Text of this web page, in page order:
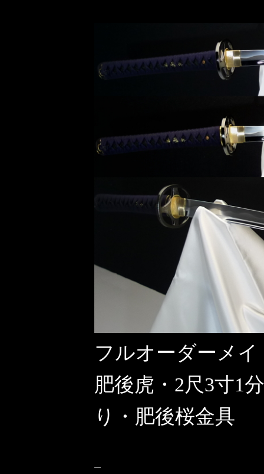
フルオーダーメ
肥後虎・2尺3寸1
り・肥後桜金具